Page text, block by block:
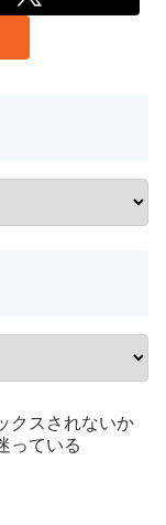
クスされないか
っている